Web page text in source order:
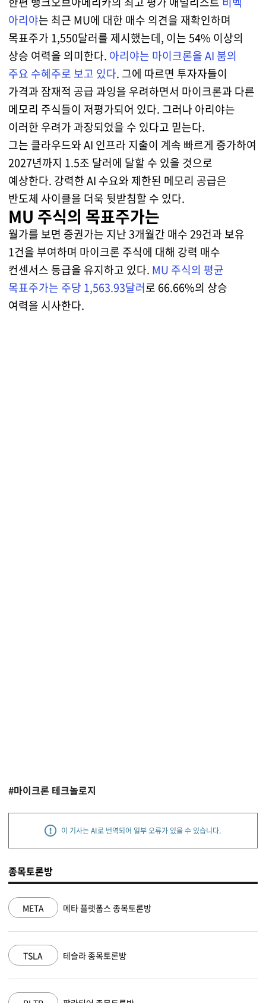
아리야는 최근 MU에 대한 매수 의견을 재확인하며
목표주가 1,550달러를 제시했는데, 이는 54% 이상의
상승 여력을 의미한다. 아리야는 마이크론을 AI 붐의
주요 수혜주로 보고 있다. 그에 따르면 투자자들이
가격과 잠재적 공급 과잉을 우려하면서 마이크론과 다른
메모리 주식들이 저평가되어 있다. 그러나 아리야는
이러한 우려가 과장되었을 수 있다고 믿는다.
그는 클라우드와 AI 인프라 지출이 계속 빠르게 증가하여
2027년까지 1.5조 달러에 달할 수 있을 것으로
예상한다. 강력한 AI 수요와 제한된 메모리 공급은
반도체 사이클을 더욱 뒷받침할 수 있다.
MU 주식의 목표주가는
월가를 보면 증권가는 지난 3개월간 매수 29건과 보유
1건을 부여하며 마이크론 주식에 대해 강력 매수
컨센서스 등급을 유지하고 있다. MU 주식의 평균
목표주가는 주당 1,563.93달러로 66.66%의 상승
여력을 시사한다.
#마이크론 테크놀로지
이 기사는 AI로 번역되어 일부 오류가 있을 수 있습니다.
종목토론방
NVDA 엔비디아 종목토론방
MSFT 마이크로소프트 종목토론방